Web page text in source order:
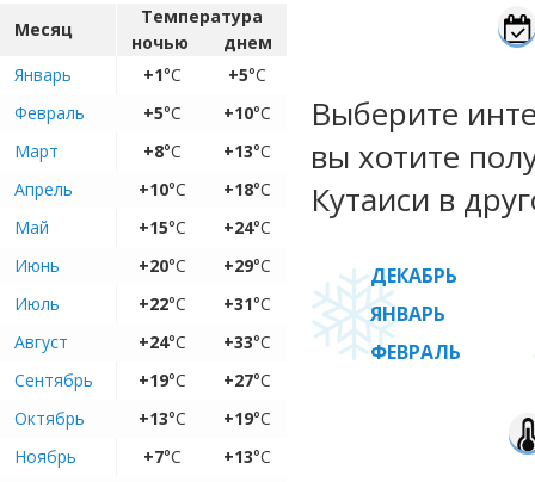
Месяц
Температура
ночью
днем
Январь
+1°C +5°C
Февраль
+5°C +10°C
Март
+8°C +13°C
Апрель
+10°C +18°C
Май
+15°C +24°C
Июнь
+20°C +29°C
Июль
+22°C +31°C
Август
+24°C +33°C
Сентябрь
+19°C +27°C
Октябрь
+13°C +19°C
Ноябрь
+7°C +13°C
Выберите
вы хотите
Кутаиси в
ДЕКАБРЬ
ЯНВАРЬ
ФЕВРАЛЬ